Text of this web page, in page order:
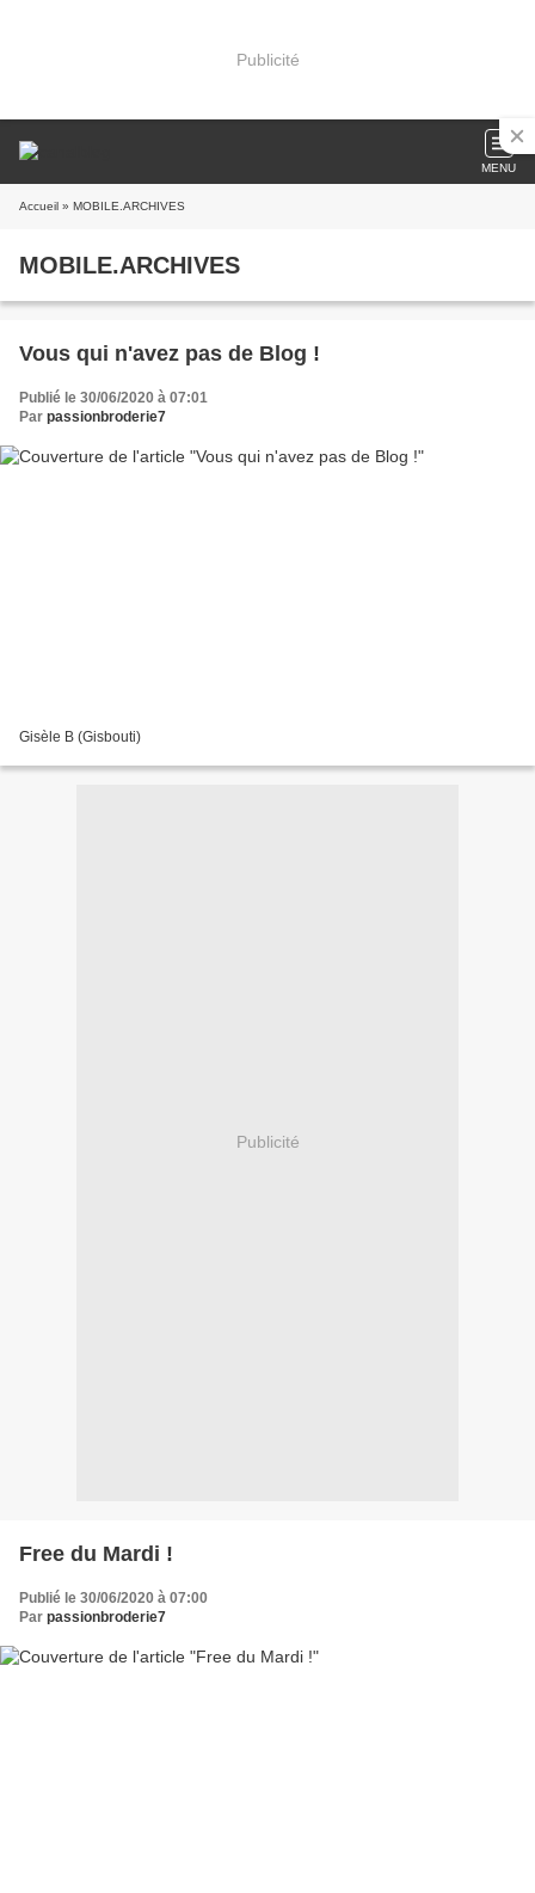
Publicité
MENU
Accueil » MOBILE.ARCHIVES
MOBILE.ARCHIVES
Vous qui n'avez pas de Blog !
Publié le 30/06/2020 à 07:01
Par passionbroderie7
Gisèle B (Gisbouti)
Publicité
Free du Mardi !
Publié le 30/06/2020 à 07:00
Par passionbroderie7